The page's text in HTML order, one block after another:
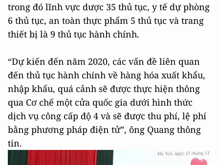
trong đó lĩnh vực dược 35 thủ tục, y tế dự phòng
6 thủ tục, an toàn thực phẩm 5 thủ tục và trang
thiết bị là 9 thủ tục hành chính.
“Dự kiến đến năm 2020, các vấn đề liên quan
đến thủ tục hành chính về hàng hóa xuất khẩu,
nhập khẩu, quá cảnh sẽ được thực hiện thông
qua Cơ chế một cửa quốc gia dưới hình thức
dịch vụ công cấp độ 4 và sẽ được thu phí, lệ phí
bằng phương pháp điện tử”, ông Quang thông
tin.